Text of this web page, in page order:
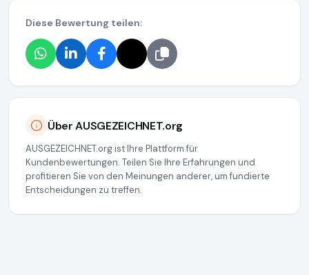
Diese Bewertung teilen:
Über AUSGEZEICHNET.org
AUSGEZEICHNET.org ist Ihre Plattform für
Kundenbewertungen. Teilen Sie Ihre Erfahrungen und
profitieren Sie von den Meinungen anderer, um fundierte
Entscheidungen zu treffen.